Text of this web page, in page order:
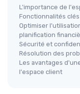
L'importance de
Fonctionnalités
Optimiser
planification
Sécurité et
Résolution des
Les avantages
l'espace client